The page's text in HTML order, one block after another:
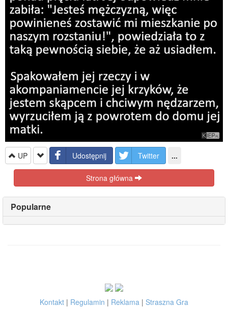
UP Udostępnij Twitter ...
Strona główna
Popularne
Kontakt | Regulamin | Reklama | Straszna Gra